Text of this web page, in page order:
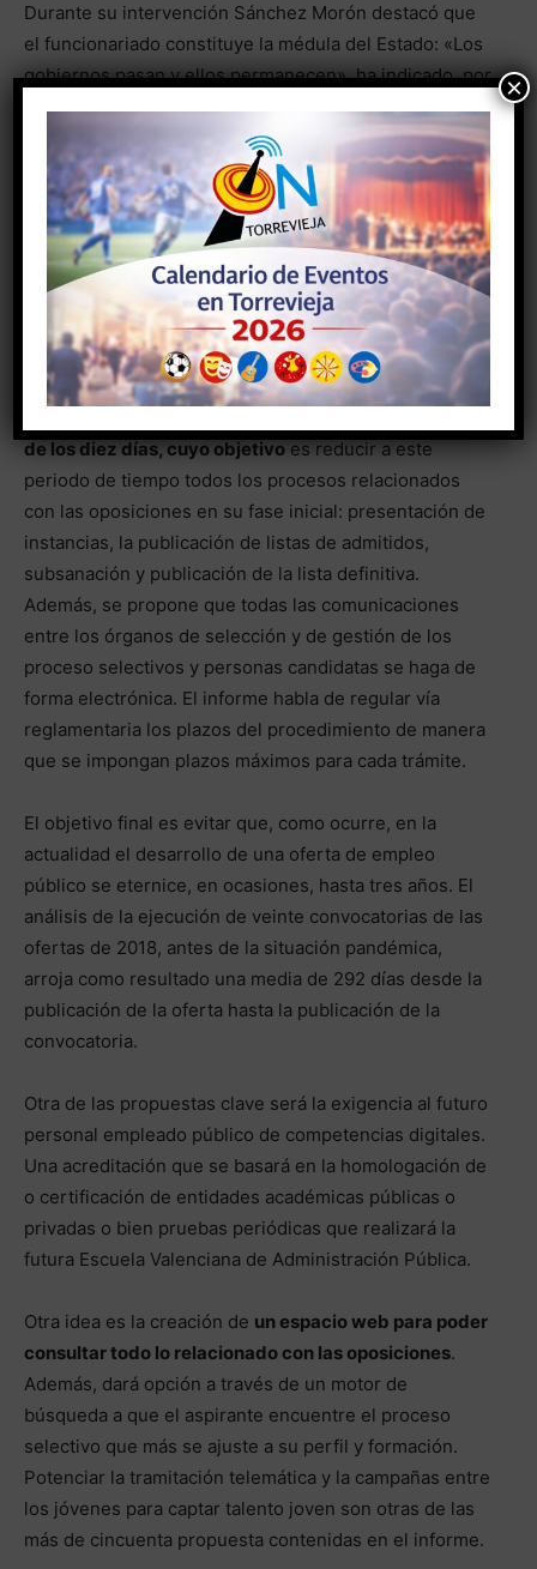
Durante su intervención Sánchez Morón destacó que
el funcionariado constituye la médula del Estado: «Los
gobiernos pasan y ellos permanecen», ha indicado, por
lo que ha afirmado que el mejor gobierno no puede
llevar a cabo una gestión eficaz si no cuenta con una
buena administración. El experto ha indicado que el
modelo de referencia es Francia y ha destacado que la
Comunitat Valenciana «es pionera» con esta propuesta.
Díez días de plazo para evitar la eternización de los
procesos
Otra de las novedades planteadas en el estudio
de los diez días, cuyo objetivo es reducir a este
periodo de tiempo todos los procesos relacionados
con las oposiciones en su fase inicial: presentación de
instancias, la publicación de listas de admitidos,
subsanación y publicación de la lista definitiva.
Además, se propone que todas las comunicaciones
entre los órganos de selección y de gestión de los
proceso selectivos y personas candidatas se haga de
forma electrónica. El informe habla de regular vía
reglamentaria los plazos del procedimiento de manera
que se impongan plazos máximos para cada trámite.
El objetivo final es evitar que, como ocurre, en la
actualidad el desarrollo de una oferta de empleo
público se eternice, en ocasiones, hasta tres años. El
análisis de la ejecución de veinte convocatorias de las
ofertas de 2018, antes de la situación pandémica,
arroja como resultado una media de 292 días desde la
publicación de la oferta hasta la publicación de la
convocatoria.
Otra de las propuestas clave será la exigencia al futuro
personal empleado público de competencias digitales.
Una acreditación que se basará en la homologación de
o certificación de entidades académicas públicas o
privadas o bien pruebas periódicas que realizará la
futura Escuela Valenciana de Administración Pública.
Otra idea es la creación de un espacio web para poder
consultar todo lo relacionado con las oposiciones.
Además, dará opción a través de un motor de
búsqueda a que el aspirante encuentre el proceso
selectivo que más se ajuste a su perfil y formación.
Potenciar la tramitación telemática y la campañas entre
los jóvenes para captar talento joven son otras de las
más de cincuenta propuesta contenidas en el informe.
×